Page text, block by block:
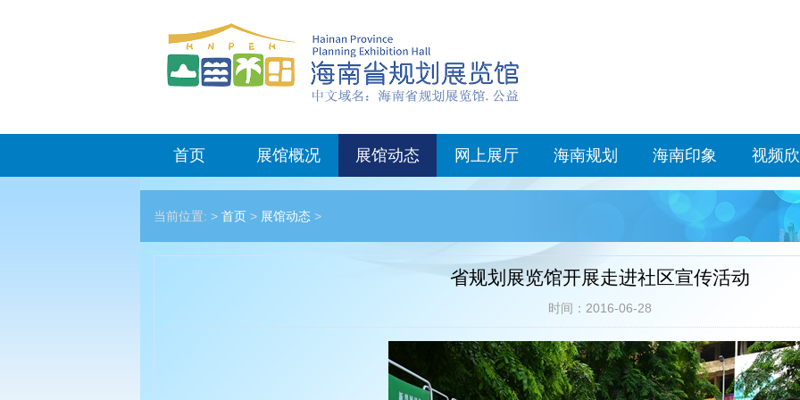
首页 展馆概况 展馆动态 网上展厅 海南规划 海南印象 视频
当前位置: > 首页 > 展馆动态 >
省规划展览馆开展走进社区宣传活动
时间：2016-06-28